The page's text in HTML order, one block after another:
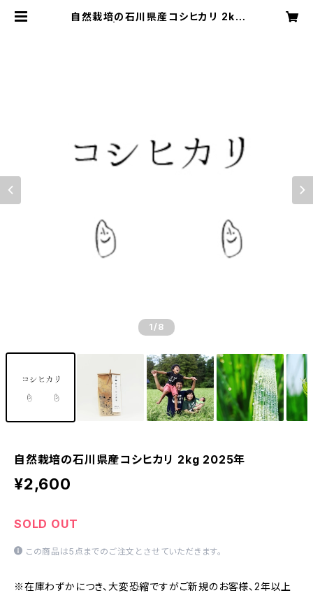
自然栽培の石川県産コシヒカリ 2kg
1 /8
自然栽培の石川県産コシヒカリ 2kg 2025年
¥2,600
SOLD OUT
この商品は5点までのご注文とさせていただきます。
※在庫わずかにつき、大変恐縮ですがご新規のお客様、2年以上